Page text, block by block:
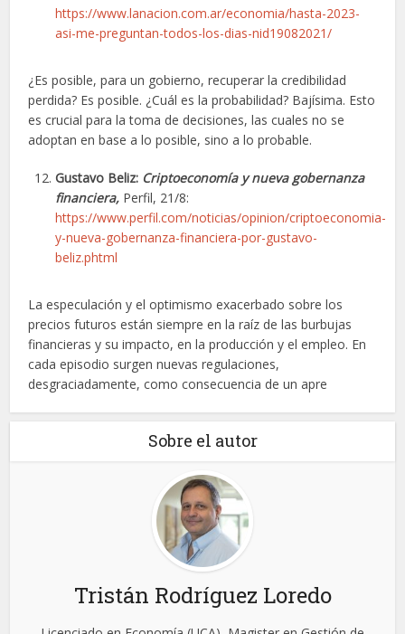
https://www.lanacion.com.ar/economia/hasta-2023-
asi-me-preguntan-todos-los-dias-nid19082021/
¿Es posible, para un gobierno, recuperar la credibilidad
perdida? Es posible. ¿Cuál es la probabilidad? Bajísima. Esto
es crucial para la toma de decisiones, las cuales no se
adoptan en base a lo posible, sino a lo probable.
Gustavo Beliz: Criptoeconomía y nueva gobernanza
financiera, Perfil, 21/8:
https://www.perfil.com/noticias/opinion/criptoeconomia-
y-nueva-gobernanza-financiera-por-gustavo-
beliz.phtml
La especulación y el optimismo exacerbado sobre los
precios futuros están siempre en la raíz de las burbujas
financieras y su impacto, en la producción y el empleo. En
cada episodio surgen nuevas regulaciones,
desgraciadamente, como consecuencia de un apre
Sobre el autor
Tristán Rodríguez Loredo